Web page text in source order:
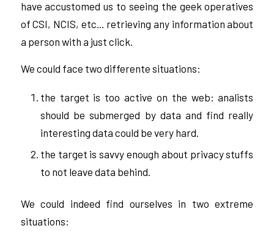
have accustomed us to seeing the geek operatives
of CSI, NCIS, etc… retrieving any information about
a person with a just click.
We could face two differente situations:
the target is too active on the web: analists
should be submerged by data and find really
interesting data could be very hard.
the target is savvy enough about privacy stuffs
to not leave data behind.
We could indeed find ourselves in two extreme
situations: